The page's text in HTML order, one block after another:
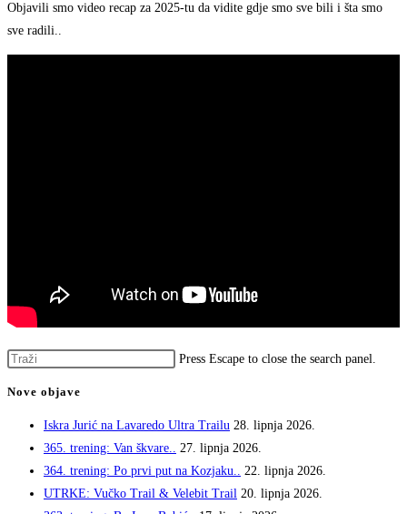
Objavili smo video recap za 2025-tu da vidite gdje smo sve bili i šta smo
sve radili..
Press Escape to close the search panel.
Nove objave
Iskra Jurić na Lavaredo Ultra Trailu 28. lipnja 2026.
365. trening: Van škvare..
27. lipnja 2026.
364. trening: Po prvi put na Kozjaku..
22. lipnja 2026.
UTRKE: Vučko Trail & Velebit Trail 20. lipnja 2026.